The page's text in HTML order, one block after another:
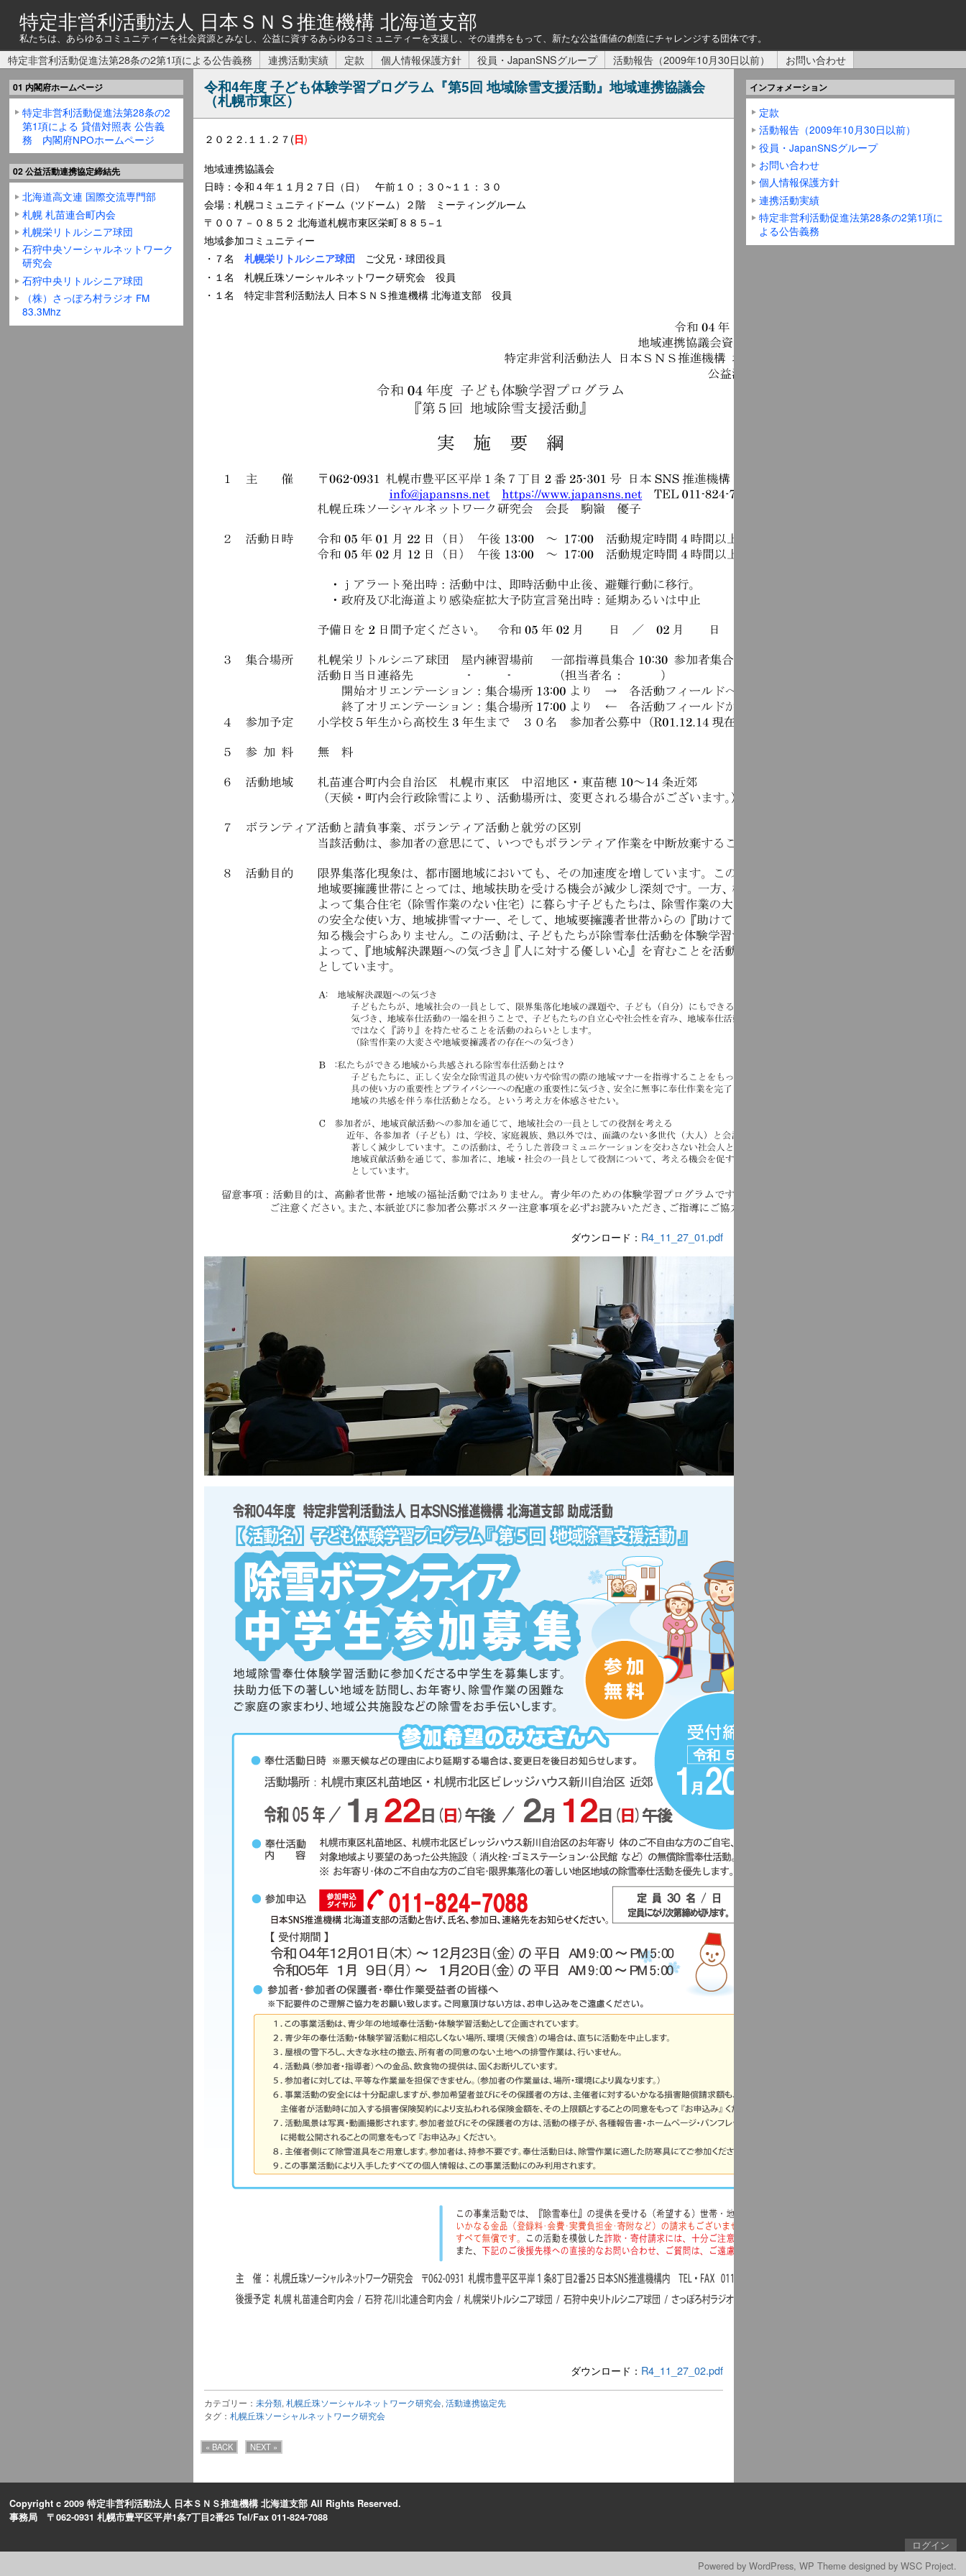
特定非営利活動法人 日本ＳＮＳ推進機構 北海道支部
私たちは、あらゆるコミュニティーを社会資源とみなし、公益に資するあらゆるコミュニティーを支援し、その連携をもって、新たな公益価値の創造にチャレンジする団体です。
特定非営利活動促進法第28条の2第1項による公告義務 連携活動実績 定款 個人情報保護方針 役員・JapanSNSグループ 活動報告（2009年10月30日以前） お問い合わせ
令和4年度 子ども体験学習プログラム『第5回 地域除雪支援活動』地域連携協議会
（札幌市東区）
２０２２.１１.２７(日)
地域連携協議会
日時：令和４年１１月２７日（日） 午前１０；３０~１１：３０
会場：札幌コミュニティドーム（ツドーム）２階 ミーティングルーム
〒００７－０８５２ 北海道札幌市東区栄町８８５−１
地域参加コミュニティー
・７名 札幌栄リトルシニア球団 ご父兄・球団役員
・１名 札幌丘珠ソーシャルネットワーク研究会 役員
・１名 特定非営利活動法人 日本ＳＮＳ推進機構 北海道支部 役員
ダウンロード： R4_11_27_01.pdf
ダウンロード： R4_11_27_02.pdf
カテゴリー： 未分類, 札幌丘珠ソーシャルネットワーク研究会, 活動連携協定先
タグ： 札幌丘珠ソーシャルネットワーク研究会
« BACK NEXT »
インフォメーション
定款
活動報告（2009年10月30日以前）
役員・JapanSNSグループ
お問い合わせ
個人情報保護方針
連携活動実績
特定非営利活動促進法第28条の2第1項に
よる公告義務
01 内閣府ホームページ
特定非営利活動促進法第28条の2
第1項による 貸借対照表 公告義
務 内閣府NPOホームページ
02 公益活動連携協定締結先
北海道高文連 国際交流専門部
札幌 札苗連合町内会
札幌栄リトルシニア球団
石狩中央ソーシャルネットワーク
研究会
石狩中央リトルシニア球団
（株）さっぽろ村ラジオ FM
83.3Mhz
Copyright c 2009 特定非営利活動法人 日本ＳＮＳ推進機構 北海道支部 All Rights Reserved.
事務局 〒062-0931 札幌市豊平区平岸1条7丁目2番25 Tel/Fax 011-824-7088
ログイン
Powered by WordPress, WP Theme designed by WSC Project.